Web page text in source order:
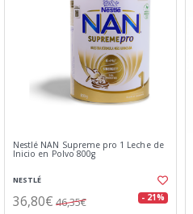
Nestlé NAN Supreme pro 1 Leche de
Inicio en Polvo 800g
NESTLÉ
36,80€ 46,35€ - 21%